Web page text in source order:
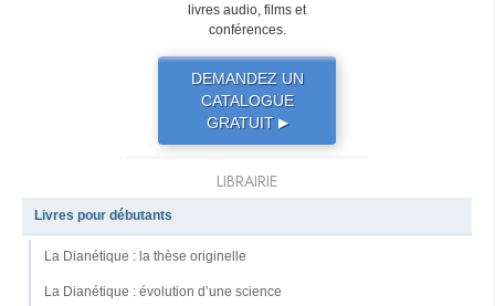
livres audio, films et
conférences.
DEMANDEZ UN
CATALOGUE
GRATUIT ▶
LIBRAIRIE
Livres pour débutants
La Dianétique : la thèse originelle
La Dianétique : évolution d’une science